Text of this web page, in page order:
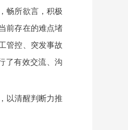
畅所欲言，积极
前存在的难点堵
管控、突发事故
了有效交流、沟
以清醒判断力推